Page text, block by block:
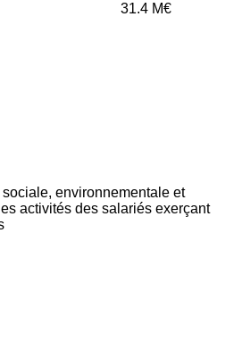
31.4 M€
environnementale et
activités des salariés exerçant